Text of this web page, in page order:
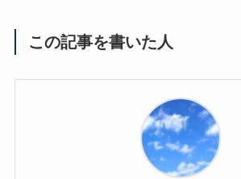
この記事を書いた人